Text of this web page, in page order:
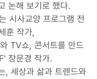
논해 보기로 했다.
시사교양 프로그램 전
훈 작가,
TV쇼, 콘서트를 만드
장문경 작가.
, 세상과 삶과 트렌드와